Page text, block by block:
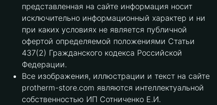
представленная на сайте информация носит
исключительно информационный характер и ни
при каких условиях не является публичной
офертой определяемой положениями Статьи
437(2) Гражданского кодекса Российской
Федерации.
Все изображения, иллюстрации и текст на сайте
protherm-store.com являются интеллектуальной
собственностью ИП Сотниченко Е.И.